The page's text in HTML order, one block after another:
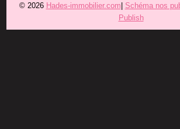
© 2026 Hades-immobilier.com Schéma nos
Publish